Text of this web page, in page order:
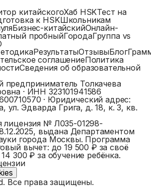
китайскогоХаб HSKТест на
к HSKШкольникам
Бизнес-китайскийОнлайн-
пробныйГородаГруппа vs
РезультатыОтзывыБлог
соглашениеПолитика
Сведения об образовательной
предприниматель Толкачева
· ИНН323101941586
· Юридический адрес:
ул. Эдварда Грига, д. 18, к. 3, кв.
лицензия № Л035-01298-
выдана Департаментом
города Москвы. Программа
вычет: до 19 500 ₽ за своё
300 ₽ за обучение ребёнка.
Все права защищены.